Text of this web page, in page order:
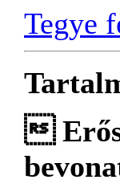
Tegye